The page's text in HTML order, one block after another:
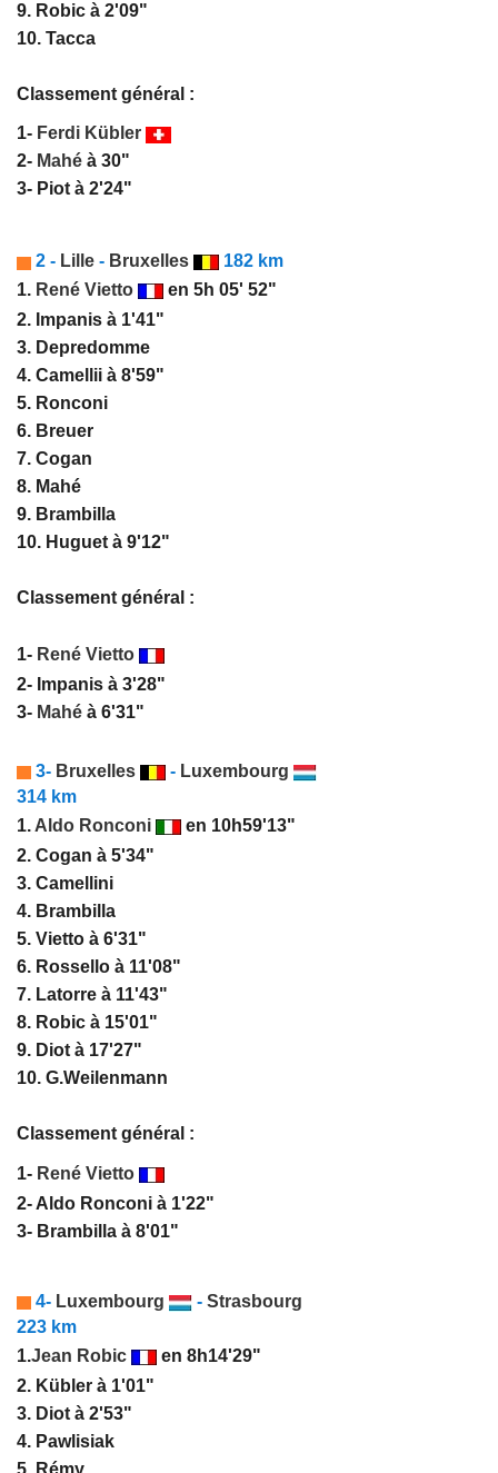
9. Robic à 2'09"
10. Tacca
Classement général :
1- Ferdi Kübler
2- Mahé à 30"
3- Piot à 2'24"
2 - Lille - Bruxelles
182 km
1. René Vietto
en 5h 05' 52"
2. Impanis à 1'41"
3. Depredomme
4. Camellii à 8'59"
5. Ronconi
6. Breuer
7. Cogan
8. Mahé
9. Brambilla
10. Huguet à 9'12"
Classement général :
1- René Vietto
2- Impanis à 3'28"
3- Mahé à 6'31"
3- Bruxelles - Luxembourg
314 km
1. Aldo Ronconi
en 10h59'13"
2. Cogan à 5'34"
3. Camellini
4. Brambilla
5. Vietto à 6'31"
6. Rossello à 11'08"
7. Latorre à 11'43"
8. Robic à 15'01"
9. Diot à 17'27"
10. G.Weilenmann
Classement général :
1- René Vietto
2- Aldo Ronconi à 1'22"
3- Brambilla à 8'01"
4- Luxembourg - Strasbourg
223 km
1.Jean Robic
en 8h14'29"
2. Kübler à 1'01"
3. Diot à 2'53"
4. Pawlisiak